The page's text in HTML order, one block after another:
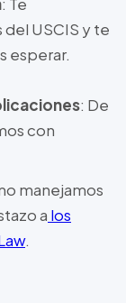
USCIS y te
esperar.
: De
con
manejamos
a los
.